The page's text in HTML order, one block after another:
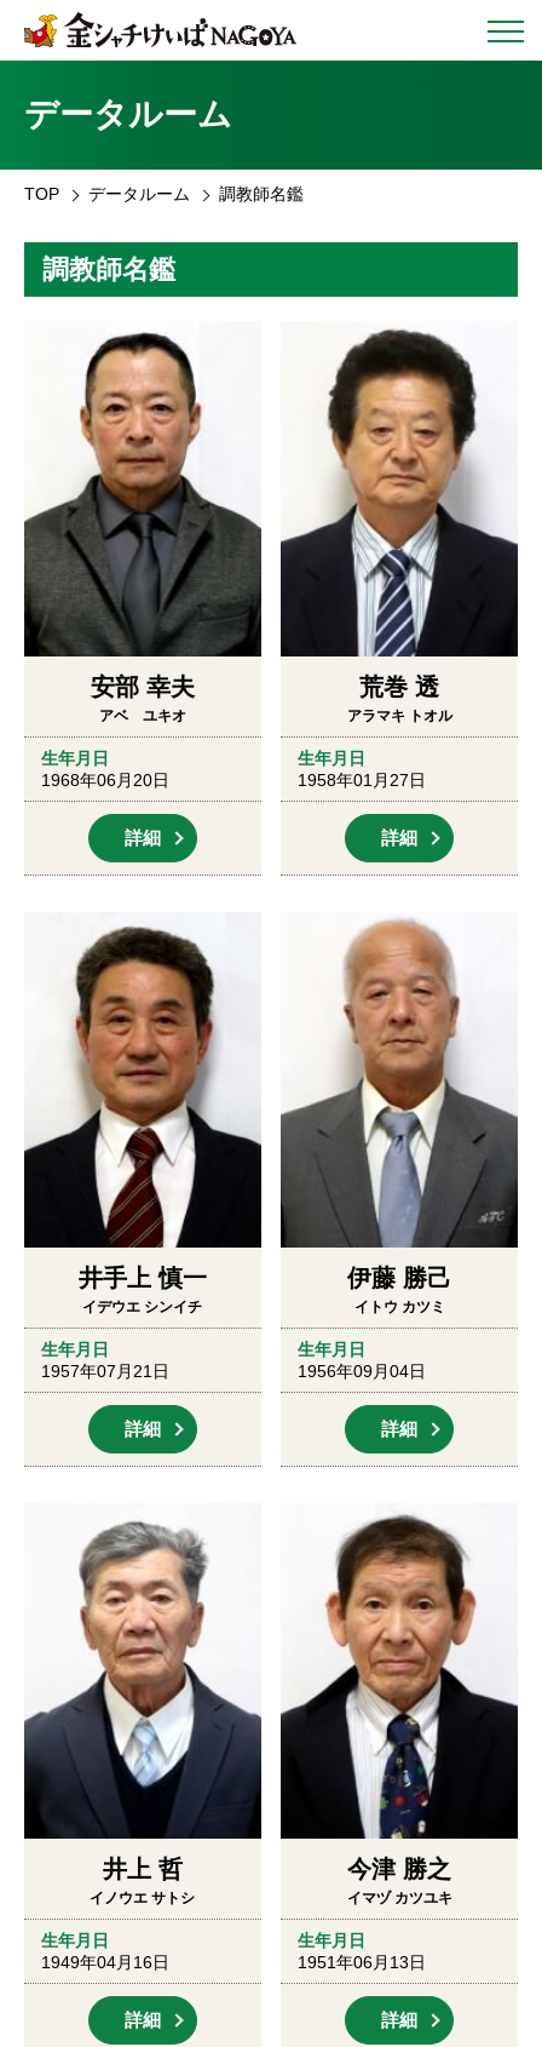
データルーム
TOP データルーム 調教師名鑑
調教師名鑑
安部 幸夫
アベ ユキオ
生年月日
1968年06月20日
詳細
荒巻 透
アラマキ トオル
生年月日
1958年01月27日
詳細
井手上 慎一
イデウエ シンイチ
生年月日
1957年07月21日
詳細
伊藤 勝己
イトウ カツミ
生年月日
1956年09月04日
詳細
井上 哲
イノウエ サトシ
生年月日
1949年04月16日
詳細
今津 勝之
イマヅ カツユキ
生年月日
1951年06月13日
詳細